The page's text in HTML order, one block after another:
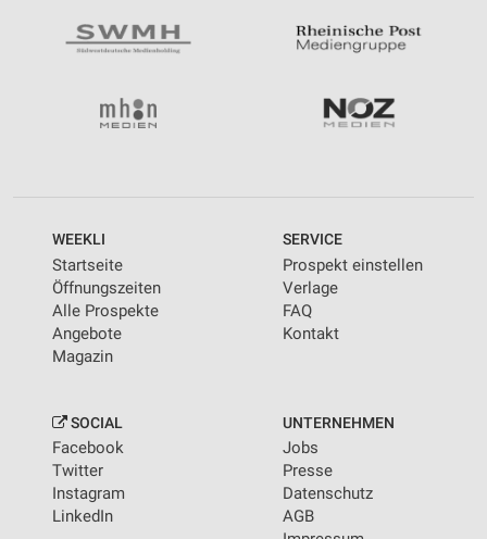
WEEKLI
Startseite
Öffnungszeiten
Alle Prospekte
Angebote
Magazin
SERVICE
Prospekt einstellen
Verlage
FAQ
Kontakt
SOCIAL
Facebook
Twitter
Instagram
LinkedIn
UNTERNEHMEN
Jobs
Presse
Datenschutz
AGB